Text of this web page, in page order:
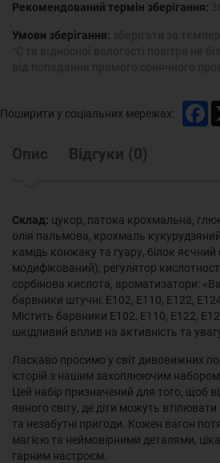
Рекомендований термін зберігання:
Умови зберігання:
Поширити у соціальних мережах:
Опис Відгуки (0)
Склад: цукор, патока крохмальна,
олія пальмова, крохмаль
камідь конжаку та гуару, білок
модифікований), регулятор
сорбінова кислота, ароматизатори:
барвники штучні: Е102, Е110, Е122,
Містить барвники Е102, Е110, Е122,
шкідливий вплив на активність та увагу
Ласкаво просимо у світ дивовижних
історій з нашим захоплюючим набором
Цей набір призначений для того, щоб
явного світу, де діти можуть втілювати
та незабутні пригоди. Кожен вагон
магією та неймовірними деталями,
гарним настроєм.